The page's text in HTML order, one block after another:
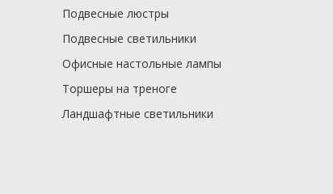
Подвесные люстры
Подвесные светильники
Офисные настольные лампы
Торшеры на треноге
Ландшафтные светильники